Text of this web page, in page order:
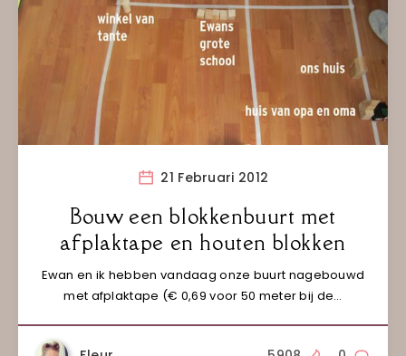
21 Februari 2012
Bouw een blokkenbuurt met
afplaktape en houten blokken
Ewan en ik hebben vandaag onze buurt nagebouwd
met afplaktape (€ 0,69 voor 50 meter bij de…